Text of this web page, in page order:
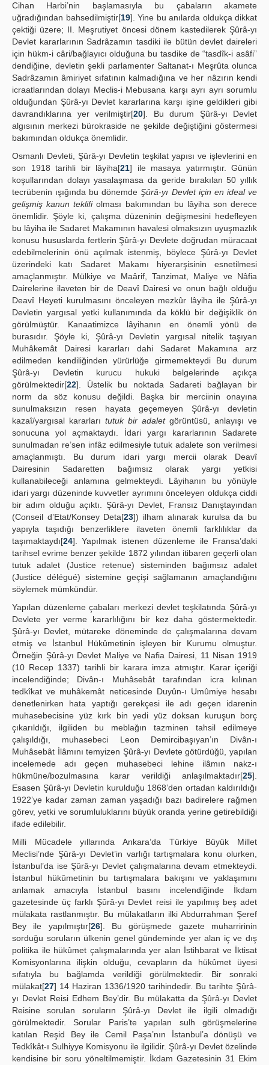
Cihan Harbi’nin başlamasıyla bu çabaların akamete
uğradığından bahsedilmiştir[19]. Yine bu anılarda oldukça dikkat
çektiği üzere; II. Meşrutiyet öncesi dönem kastedilerek Şûrâ-yı
Devlet kararlarının Sadrâzamın tasdiki ile bütün devlet daireleri
için hükm-i câri/bağlayıcı olduğuna bu tasdike de “tasdîk-i asâfi”
dendiğine, devletin şekli parlamenter Saltanat-ı Meşrûta olunca
Sadrâzamın âmiriyet sıfatının kalmadığına ve her nâzırın kendi
icraatlarından dolayı Meclis-i Mebusana karşı ayrı ayrı sorumlu
olduğundan Şûrâ-yı Devlet kararlarına karşı işine geldikleri gibi
davrandıklarına yer verilmiştir[20]. Bu durum Şûrâ-yı Devlet
algısının merkezi bürokraside ne şekilde değiştiğini göstermesi
bakımından oldukça önemlidir.
Osmanlı Devleti, Şûrâ-yı Devletin teşkilat yapısı ve işlevlerini en
son 1918 tarihli bir lâyiha[21] ile masaya yatırmıştır. Günün
koşullarından dolayı yasalaşmasa da geride bırakılan 50 yıllık
tecrübenin ışığında bu dönemdeŞûrâ-yı Devlet için en ideal ve
gelişmiş kanun teklifiolması bakımından bu lâyiha son derece
önemlidir. Şöyle ki, çalışma düzeninin değişmesini hedefleyen
bu lâyiha ile Sadaret Makamının havalesi olmaksızın uyuşmazlık
konusu hususlarda fertlerin Şûrâ-yı Devlete doğrudan müracaat
edebilmelerinin önü açılmak istenmiş, böylece Şûrâ-yı Devlet
üzerindeki katı Sadaret Makamı hiyerarşisinin esnetilmesi
amaçlanmıştır. Mülkiye ve Maârif, Tanzimat, Maliye ve Nâfia
Dairelerine ilaveten bir de Deavî Dairesi ve onun bağlı olduğu
Deavî Heyeti kurulmasını önceleyen mezkûr lâyiha ile Şûrâ-yı
Devletin yargısal yetki kullanımında da köklü bir değişiklik ön
görülmüştür. Kanaatimizce lâyihanın en önemli yönü de
burasıdır. Şöyle ki, Şûrâ-yı Devletin yargısal nitelik taşıyan
Muhâkemât Dairesi kararları dahi Sadaret Makamına arz
edilmeden kendiliğinden yürürlüğe girmemekteydi Bu durum
Şûrâ-yı Devletin kurucu hukuki belgelerinde açıkça
görülmektedir[22]. Üstelik bu noktada Sadareti bağlayan bir
norm da söz konusu değildi. Başka bir merciinin onayına
sunulmaksızın resen hayata geçemeyen Şûrâ-yı devletin
kazaî/yargısal kararları tutuk bir adaletgörüntüsü, anlayışı ve
sonucuna yol açmaktaydı. İdari yargı kararlarının Sadarete
sunulmadan re’sen infâz edilmesiyle tutuk adalete son verilmesi
amaçlanmıştı. Bu durum idari yargı mercii olarak Deavî
Dairesinin Sadaretten bağımsız olarak yargı yetkisi
kullanabileceği anlamına gelmekteydi. Lâyihanın bu yönüyle
idari yargı düzeninde kuvvetler ayrımını önceleyen oldukça ciddi
bir adım olduğu açıktı. Şûrâ-yı Devlet, Fransız Danıştayından
(Conseil d’Etat/Konsey Deta[23]) ilham alınarak kurulsa da bu
yapıyla taşıdığı benzerliklere ilaveten önemli farklılıklar da
taşımaktaydı[24]. Yapılmak istenen düzenleme ile Fransa’daki
tarihsel evrime benzer şekilde 1872 yılından itibaren geçerli olan
tutuk adalet (Justice retenue) sisteminden bağımsız adalet
(Justice délégué) sistemine geçişi sağlamanın amaçlandığını
söylemek mümkündür.
Yapılan düzenleme çabaları merkezi devlet teşkilatında Şûrâ-yı
Devlete yer verme kararlılığını bir kez daha göstermektedir.
Şûrâ-yı Devlet, mütareke döneminde de çalışmalarına devam
etmiş ve İstanbul Hükûmetinin işleyen bir Kurumu olmuştur.
Örneğin Şûrâ-yı Devlet Maliye ve Nafia Dairesi, 11 Nisan 1919
(10 Recep 1337) tarihli bir karara imza atmıştır. Karar içeriği
incelendiğinde; Divân-ı Muhâsebât tarafından icra kılınan
tedkîkat ve muhâkemât neticesinde Duyûn-ı Umûmiye hesabı
denetlenirken hata yaptığı gerekçesi ile adı geçen idarenin
muhasebecisine yüz kırk bin yedi yüz doksan kuruşun borç
çıkarıldığı, ilgiliden bu meblağın tazminen tahsil edilmeye
çalışıldığı, muhasebeci Leon Demircibaşıyan’ın Divân-ı
Muhâsebât İlâmını temyizen Şûrâ-yı Devlete götürdüğü, yapılan
incelemede adı geçen muhasebeci lehine ilâmın nakz-ı
hükmüne/bozulmasına karar verildiği anlaşılmaktadır[25].
Esasen Şûrâ-yı Devletin kurulduğu 1868’den ortadan kaldırıldığı
1922’ye kadar zaman zaman yaşadığı bazı badirelere rağmen
görev, yetki ve sorumluluklarını büyük oranda yerine getirebildiği
ifade edilebilir.
Milli Mücadele yıllarında Ankara’da Türkiye Büyük Millet
Meclisi’nde Şûrâ-yı Devlet’in varlığı tartışmalara konu olurken,
İstanbul’da ise Şûrâ-yı Devlet çalışmalarına devam etmekteydi.
İstanbul hükûmetinin bu tartışmalara bakışını ve yaklaşımını
anlamak amacıyla İstanbul basını incelendiğinde İkdam
gazetesinde üç farklı Şûrâ-yı Devlet reisi ile yapılmış beş adet
mülakata rastlanmıştır. Bu mülakatların ilki Abdurrahman Şeref
Bey ile yapılmıştır[26]. Bu görüşmede gazete muharririnin
sorduğu soruların ülkenin genel gündeminde yer alan iç ve dış
politika ile hükûmet çalışmalarında yer alan İstihbarat ve İktisat
Komisyonlarına ilişkin olduğu, cevapların da hükûmet üyesi
sıfatıyla bu bağlamda verildiği görülmektedir. Bir sonraki
mülakat[27] 14 Haziran 1336/1920 tarihindedir. Bu tarihte Şûrâ-
yı Devlet Reisi Edhem Bey’dir. Bu mülakatta da Şûrâ-yı Devlet
Reisine sorulan soruların Şûrâ-yı Devlet ile ilgili olmadığı
görülmektedir. Sorular Paris’te yapılan sulh görüşmelerine
katılan Reşid Bey ile Cemil Paşa’nın İstanbul’a dönüşü ve
Tedkîkât-ı Sulhiyye Komisyonu ile ilgilidir. Şûrâ-yı Devlet özelinde
kendisine bir soru yöneltilmemiştir. İkdam Gazetesinin 31 Ekim